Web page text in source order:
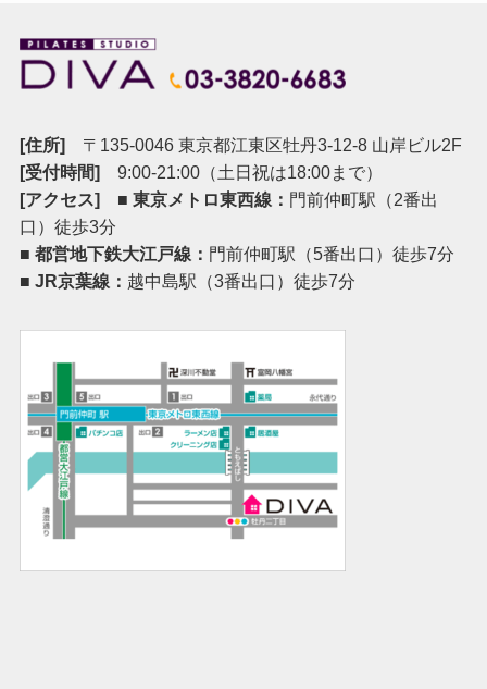
[住所]〒135-0046 東京都江東区牡丹3-12-8 山岸ビル2F
[受付時間]9:00-21:00（土日祝は18:00まで）
[アクセス]
■ 東京メトロ東西線： 門前仲町駅（2番出
口）徒歩3分
■ 都営地下鉄大江戸線： 門前仲町駅（5番出口）徒歩7分
■ JR京葉線： 越中島駅（3番出口）徒歩7分